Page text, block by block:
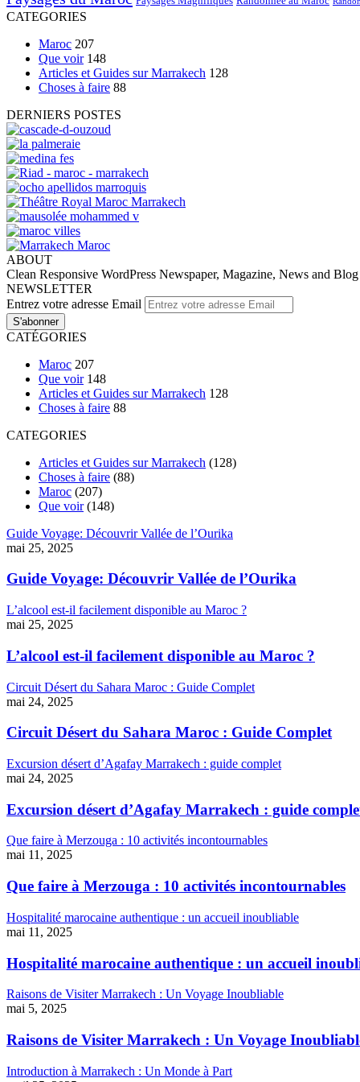
CATEGORIES
Maroc 207
Que voir 148
Articles et Guides sur Marrakech 128
Choses à faire 88
DERNIERS POSTES
ABOUT
Clean Responsive WordPress Newspaper, Magazine, News and
NEWSLETTER
Entrez votre adresse Email
CATÉGORIES
Maroc 207
Que voir 148
Articles et Guides sur Marrakech 128
Choses à faire 88
CATEGORIES
Articles et Guides sur Marrakech (128)
Choses à faire (88)
Maroc (207)
Que voir(148)
Guide Voyage: Découvrir Vallée de l’Ourika
mai 25, 2025
Guide Voyage: Découvrir Vallée de l’Ourika
L’alcool est-il facilement disponible au Maroc ?
mai 25, 2025
L’alcool est-il facilement disponible au Maroc ?
Circuit Désert du Sahara Maroc : Guide Complet
mai 24, 2025
Circuit Désert du Sahara Maroc : Guide Complet
Excursion désert d’Agafay Marrakech : guide complet
mai 24, 2025
Excursion désert d’Agafay Marrakech : guide
Que faire à Merzouga : 10 activités incontournables
mai 11, 2025
Que faire à Merzouga : 10 activités incontournables
Hospitalité marocaine authentique : un accueil inoubliable
mai 11, 2025
Hospitalité marocaine authentique : un accueil
Raisons de Visiter Marrakech : Un Voyage Inoubliable
mai 5, 2025
Raisons de Visiter Marrakech : Un Voyage
Introduction à Marrakech : Un Monde à Part